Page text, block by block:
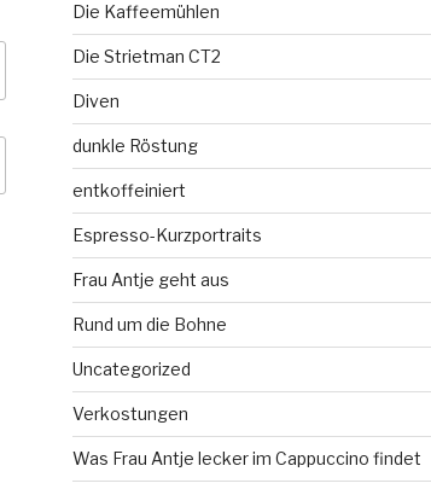
Die Kaffeemühlen
Die Strietman CT2
Diven
dunkle Röstung
entkoffeiniert
Espresso-Kurzportraits
Frau Antje geht aus
Rund um die Bohne
Uncategorized
Verkostungen
Was Frau Antje lecker im Cappuccino findet